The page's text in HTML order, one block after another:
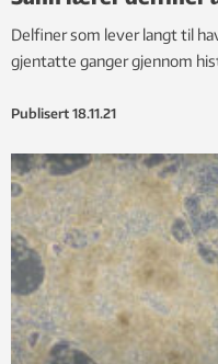
Delfiner som lever langt til
gjentatte ganger gjennom
Publisert 18.11.21